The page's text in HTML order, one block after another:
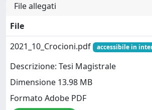
File allegati
File
2021_10_Crocioni.pdf
accessibile in
Descrizione: Tesi Magistrale
Dimensione 13.98 MB
Formato Adobe PDF